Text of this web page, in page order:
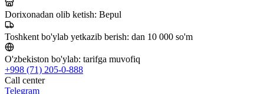
Dorixonadan olib ketish: Bepul
Toshkent bo'ylab yetkazib berish: dan 10 000 so'm
O'zbekiston bo'ylab: tarifga muvofiq
+998 (71) 205-0-888
Call center
Telegram